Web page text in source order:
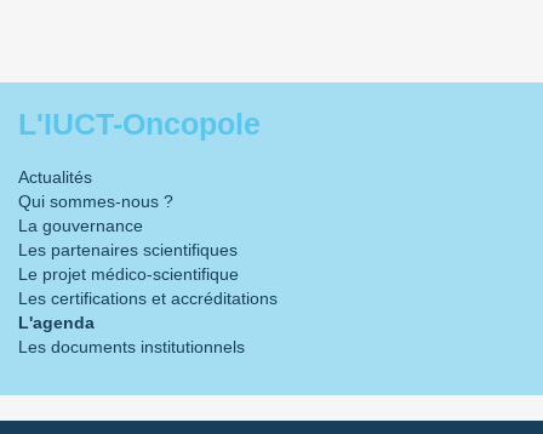
L'IUCT-Oncopole
Actualités
Qui sommes-nous ?
La gouvernance
Les partenaires scientifiques
Le projet médico-scientifique
Les certifications et accréditations
L'agenda
Les documents institutionnels